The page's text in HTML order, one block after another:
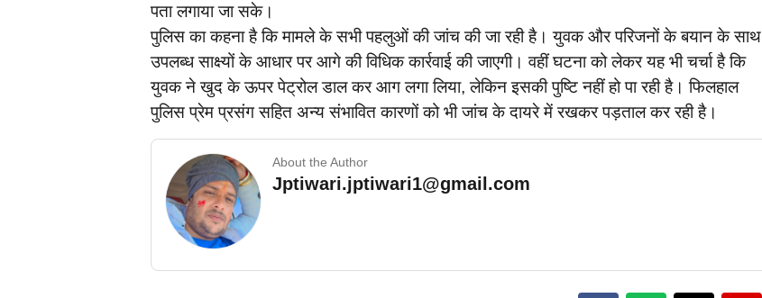
पता लगाया जा सके।
पुलिस का कहना है कि मामले के सभी पहलुओं की जांच की जा रही है। युवक और परिजनों के बयान के साथ
उपलब्ध साक्ष्यों के आधार पर आगे की विधिक कार्रवाई की जाएगी। वहीं घटना को लेकर यह भी चर्चा है कि
युवक ने खुद‌ के ऊपर पेट्रोल डाल कर आग लगा लिया, लेकिन इसकी पुष्टि नहीं हो पा रही है। फिलहाल
पुलिस प्रेम प्रसंग सहित अन्य संभावित कारणों को भी जांच के दायरे में रखकर पड़ताल कर रही है।
About the Author
Jptiwari.jptiwari1@gmail.com